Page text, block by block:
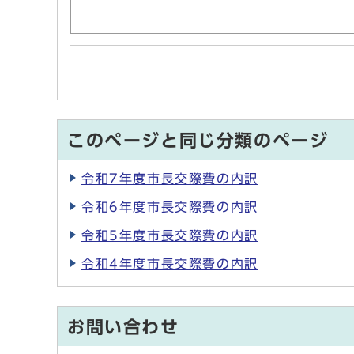
このページと同じ分類のページ
令和7年度市長交際費の内訳
令和6年度市長交際費の内訳
令和5年度市長交際費の内訳
令和4年度市長交際費の内訳
お問い合わせ